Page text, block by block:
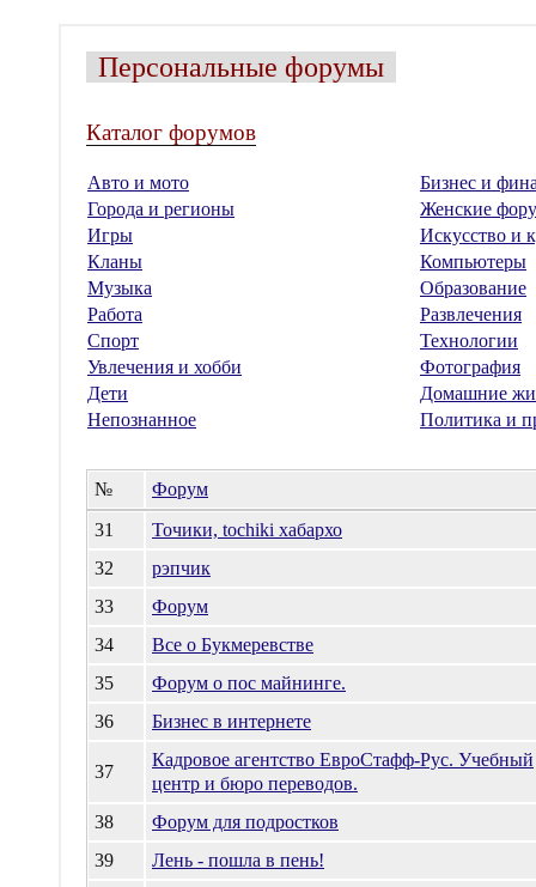
Персональные форумы
Каталог форумов
Авто и мото
Бизнес и
Города и регионы
Женские
Игры
Искусство и
Кланы
Компьютеры
Музыка
Образование
Работа
Развлечения
Спорт
Технологии
Увлечения и хобби
Фотография
Дети
Домашние
Непознанное
Политика и
№
Форум
31
Точики, tochiki хабархо
32
рэпчик
33
Форум
34
Все о Букмеревстве
35
Форум о пос майнинге.
36
Бизнес в интернете
37
Кадровое агентство ЕвроСтафф-Рус. Учебный
центр и бюро переводов.
38
Форум для подростков
39
Лень - пошла в пень!